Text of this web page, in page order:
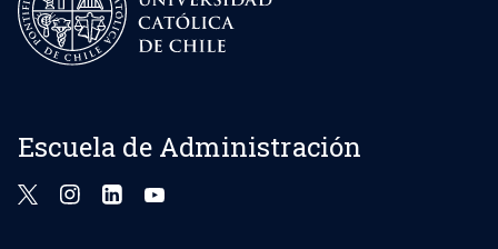
Escuela de Administración